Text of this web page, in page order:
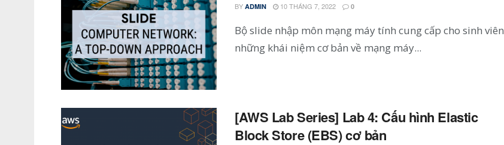
BY ADMIN 10 THÁNG 7, 2022 0
Bộ slide nhập môn mạng máy tính cung cấp cho sinh viên
những khái niệm cơ bản về mạng máy...
[AWS Lab Series] Lab 4: Cấu hình Elastic
Block Store (EBS) cơ bản